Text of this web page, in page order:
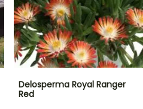
Delosperma Royal Ranger
Red